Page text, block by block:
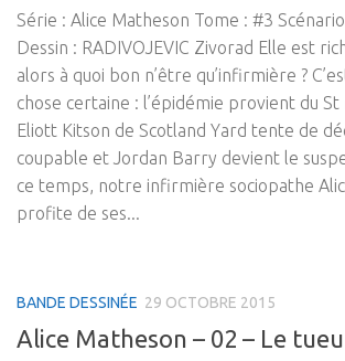
Série : Alice Matheson Tome : #3
Dessin : RADIVOJEVIC Zivorad Elle est
alors à quoi bon n’être qu’infirmière ?
chose certaine : l’épidémie provient du St
Eliott Kitson de Scotland Yard tente de
coupable et Jordan Barry devient le
ce temps, notre infirmière sociopathe
profite de ses...
BANDE DESSINÉE 29 OCTOBRE 2015
Alice Matheson – 02 – Le